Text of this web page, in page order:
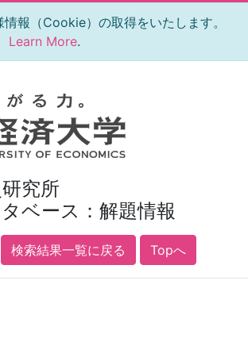
報（Cookie）の取得をいたします。
Learn More.
究所
ベース：解題情報
検索結果一覧に戻る Topへ